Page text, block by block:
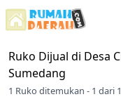
Ruko Dijual di Desa
Sumedang
1 Ruko ditemukan - 1 dari